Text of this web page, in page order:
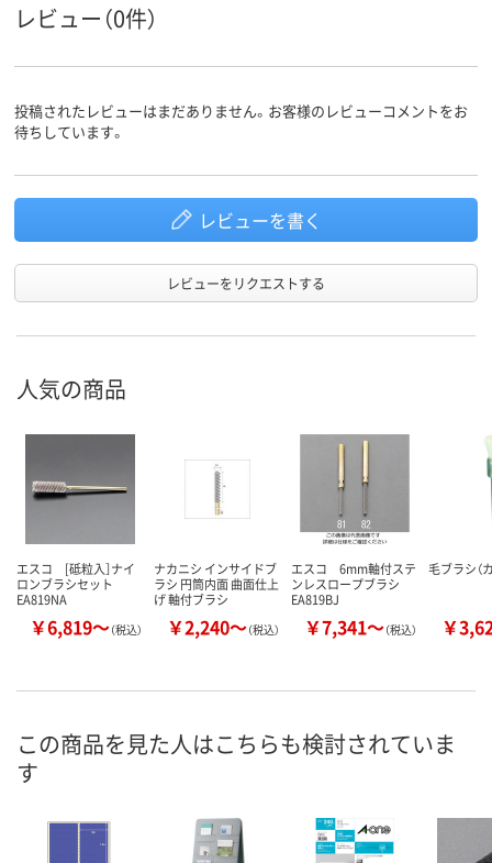
レビュー（0件）
投稿されたレビューはまだありません。お客様のレビューコメントをお
待ちしています。
レビューを書く
レビューをリクエストする
人気の商品
エスコ [砥粒入］ナイ
ロンブラシセット
EA819NA
￥6,819～（税込）
ナカニシ インサイドブ
ラシ 円筒内面 曲面仕上
げ 軸付ブラシ
￥2,240～（税込）
エスコ 6mm軸付ステ
ンレスロープブラシ
EA819BJ
￥7,341～（税込）
毛ブラシ（
￥
この商品を見た人はこちらも検討されていま
す